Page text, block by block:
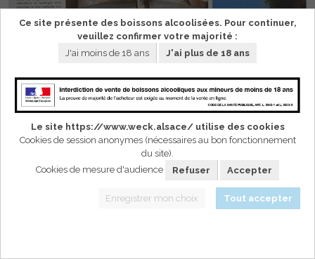
Un coup d'essai
transformé en coup
de maître
Ce site présente des boissons alcoolisées. Pour continuer,
veuillez confirmer votre majorité :
J'ai moins de 18 ans
J'ai plus de 18 ans
Le site https://www.weck.alsace/ utilise des cookies
Cookies de session anonymes (nécessaires au bon fonctionnement
du site).
Cookies de mesure d'audience
Refuser Accepter
Enregistrer mon choix Tout accepter